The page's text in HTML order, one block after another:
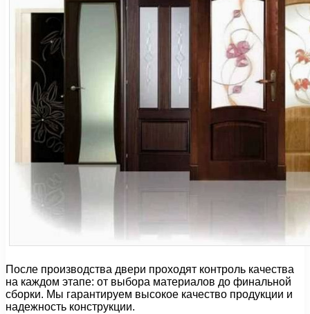
После производства двери проходят контроль качества
на каждом этапе: от выбора материалов до финальной
сборки. Мы гарантируем высокое качество продукции и
надежность конструкции.